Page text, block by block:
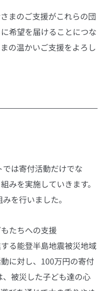
まのご支援がこれらの団
希望を届けることにつな
の温かいご支援をよろし
は寄付活動だけでな
みを実施していきます。
を行いました。
たちへの支援
る能登半島地震被災地域
に対し、100万円の寄付
被災した子ども達の心